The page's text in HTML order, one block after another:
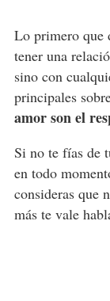
Lo primero que
tener una
sino con
principales
amor son el
Si no te fías de
en todo
consideras que
más te vale